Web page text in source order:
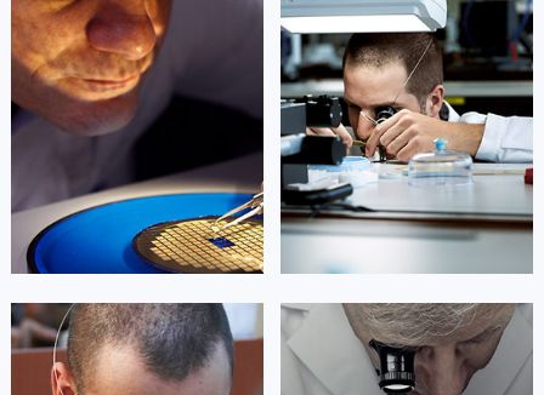
广西壮族自治区贺州市八步区城东街道灵峰南路帝舵售后服务中心（需提前预约）
广西壮族自治区来宾市兴宾区桂中大道帝舵售后服务中心（需提前预约）
广西壮族自治区柳州市城中区中山中路帝舵售后服务中心（需提前预约）
广西壮族自治区钦州市钦南区金海湾东大街帝舵售后服务中心（需提前预约）
海南省儋州市儋州市那大镇兰洋北路帝舵售后服务中心（需提前预约）
海南省东方市八所镇解放西路帝舵售后服务中心（需提前预约）
海南省琼海市嘉积镇东风路帝舵售后服务中心（需提前预约）
资深帝舵技师
是重庆市江北区帝舵售后服务中心
(帝舵维修保养中心)
的高级技师之一
Chongqing Tudor Maintain center
重庆市江北区帝舵维修
资深帝舵技师
是重庆市万州区帝舵售后服务中心
(帝舵维修保养中心)
的高级技师之一
Chongqing Tudor Maintain center
 重庆市万州区帝舵维修
杰登·奥斯卡里昂
资深帝舵技师
是重庆黔江区帝舵售后服务中心
查尔斯·彼得艾伯特
资深帝舵技师
是重庆涪陵区帝舵售后服务中心